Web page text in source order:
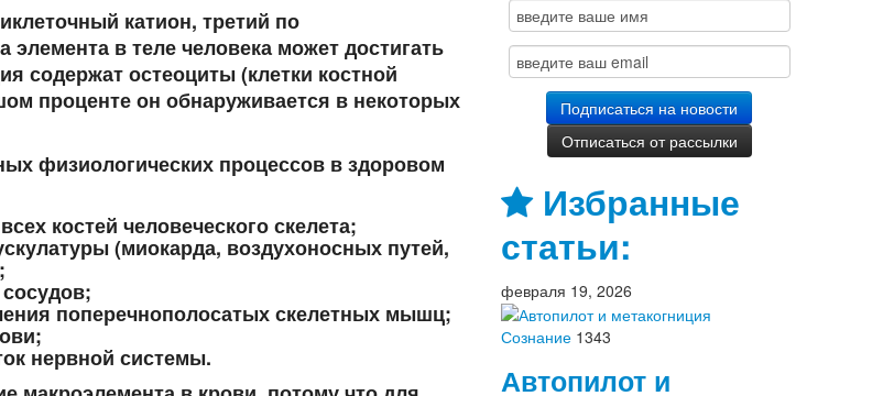
катион, третий по
в теле человека может достигать
содержат остеоциты (клетки костной
проценте он обнаруживается в некоторых
физиологических процессов в здоровом
костей человеческого скелета;
(миокарда, воздухоносных путей,
поперечнополосатых скелетных мышц;
нервной системы.
Избранные
статьи:
февраля 19, 2026
Сознание 1343
Автопилот и